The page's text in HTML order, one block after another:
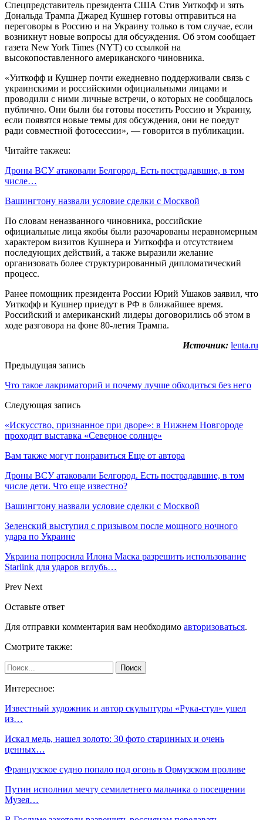
Спецпредставитель президента США Стив Уиткофф и зять
Дональда Трампа Джаред Кушнер готовы отправиться на
переговоры в Россию и на Украину только в том случае, если
возникнут новые вопросы для обсуждения. Об этом сообщает
газета New York Times (NYT) со ссылкой на
высокопоставленного американского чиновника.
«Уиткофф и Кушнер почти ежедневно поддерживали связь с
украинскими и российскими официальными лицами и
проводили с ними личные встречи, о которых не сообщалось
публично. Они были бы готовы посетить Россию и Украину,
если появятся новые темы для обсуждения, они не поедут
ради совместной фотосессии», — говорится в публикации.
Читайте такжеu:
Дроны ВСУ атаковали Белгород. Есть пострадавшие, в том
числе…
Вашингтону назвали условие сделки с Москвой
По словам неназванного чиновника, российские
официальные лица якобы были разочарованы неравномерным
характером визитов Кушнера и Уиткоффа и отсутствием
последующих действий, а также выразили желание
организовать более структурированный дипломатический
процесс.
Ранее помощник президента России Юрий Ушаков заявил, что
Уиткофф и Кушнер приедут в РФ в ближайшее время.
Российский и американский лидеры договорились об этом в
ходе разговора на фоне 80-летия Трампа.
Источник: lenta.ru
Предыдущая запись
Что такое лакриматорий и почему лучше обходиться без него
Следующая запись
«Искусство, признанное при дворе»: в Нижнем Новгороде
проходит выставка «Северное солнце»
Вам также могут понравиться Еще от автора
Дроны ВСУ атаковали Белгород. Есть пострадавшие, в том
числе дети. Что еще известно?
Вашингтону назвали условие сделки с Москвой
Зеленский выступил с призывом после мощного ночного
удара по Украине
Украина попросила Илона Маска разрешить использование
Starlink для ударов вглубь…
Prev Next
Оставьте ответ
Для отправки комментария вам необходимо авторизоваться.
Смотрите также:
Интересное:
Известный художник и автор скульптуры «Рука-стул» ушел
из…
Искал медь, нашел золото: 30 фото старинных и очень
ценных…
Французское судно попало под огонь в Ормузском проливе
Путин исполнил мечту семилетнего мальчика о посещении
Музея…